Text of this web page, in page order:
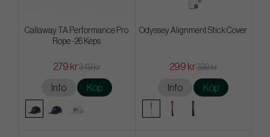
Callaway TA Performance Pro
Rope -26 Keps
279 kr349 kr
Info Köp
Odyssey Alignment Stick Cover
299 kr399 kr
Info Köp